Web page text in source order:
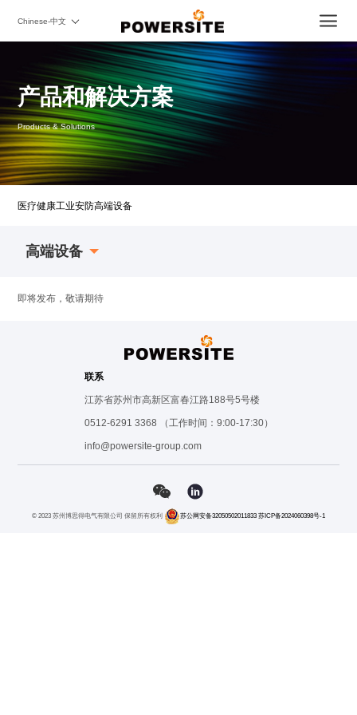
Chinese-中文
产品和解决方案
Products & Solutions
医疗健康工业安防高端设备
高端设备
即将发布，敬请期待
联系
江苏省苏州市高新区富春江路188号5号楼
0512-6291 3368 （工作时间：9:00-17:30）
info@powersite-group.com
© 2023 苏州博思得电气有限公司 保留所有权利 苏公网安备32050502011833 苏ICP备2024060398号-1